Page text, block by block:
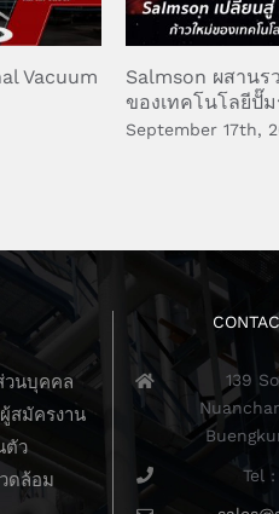
Vacuum
Salmson ผสาน
ของเทคโนโลยีปั๊
September 17th,
วนบุคคล
สมัครงาน
ตัว
ดล้อม
139
Tel